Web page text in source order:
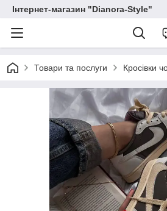
Інтернет-магазин "Dianora-Style"
Товари та послуги Кросівки